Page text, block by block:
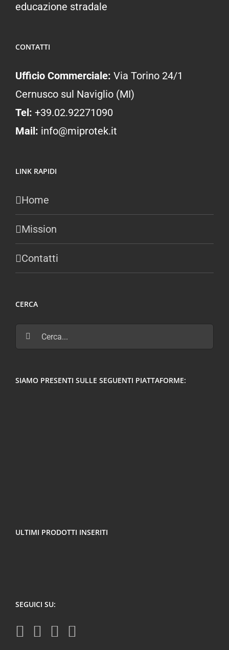
educazione stradale
CONTATTI
Ufficio Commerciale: Via Torino 24/1
Cernusco sul Naviglio (MI)
Tel: +39.02.92271090
Mail: info@miprotek.it
LINK RAPIDI
Home
Mission
Contatti
CERCA
Cerca
per:
SIAMO PRESENTI SULLE SEGUENTI PIATTAFORME:
ULTIMI PRODOTTI INSERITI
SEGUICI SU: